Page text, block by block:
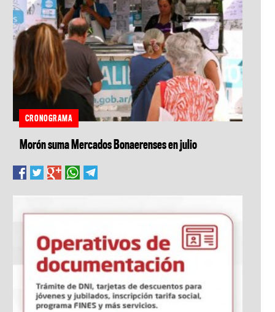
CRONOGRAMA
Morón suma Mercados Bonaerenses en julio